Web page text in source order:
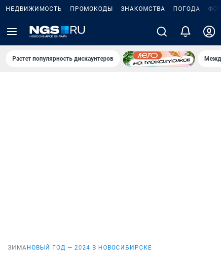
НЕДВИЖИМОСТЬ ПРОМОКОДЫ ЗНАКОМСТВА ПОГОДА
Растет популярность дискаунтеров
ЗИМА НОВЫЙ ГОД — 2024 В НОВОСИБИРСКЕ